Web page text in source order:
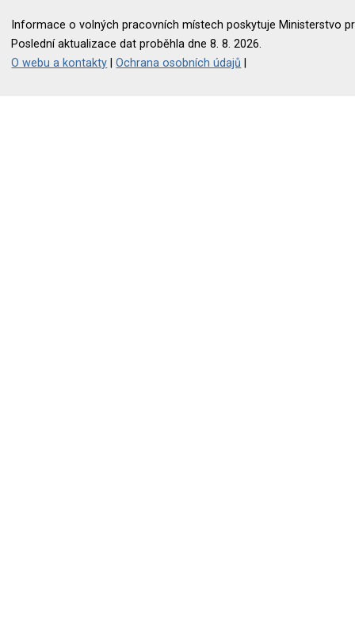
Informace o volných pracovních místech poskytuje Ministerstvo
Poslední aktualizace dat proběhla dne 8. 8. 2026.
O webu a kontakty |Ochrana osobních údajů